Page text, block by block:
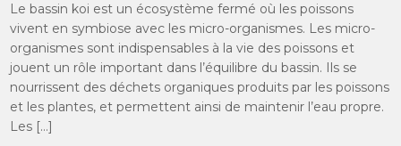
Le bassin koi est un écosystème fermé où les poissons
vivent en symbiose avec les micro-organismes. Les micro-
organismes sont indispensables à la vie des poissons et
jouent un rôle important dans l’équilibre du bassin. Ils se
nourrissent des déchets organiques produits par les poissons
et les plantes, et permettent ainsi de maintenir l’eau propre.
Les […]